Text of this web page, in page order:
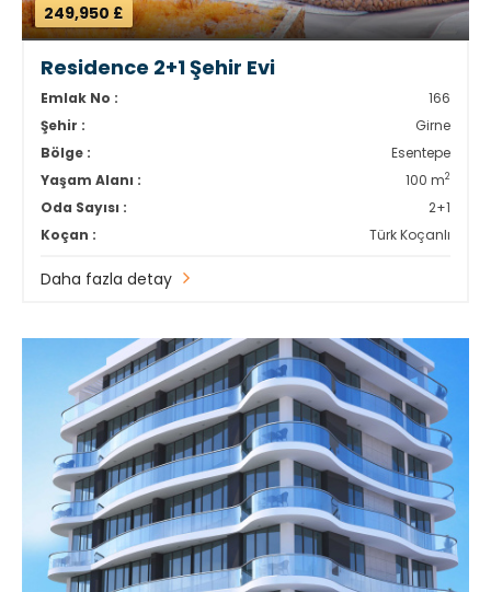
249,950 £
Residence 2+1 Şehir Evi
Emlak No :
166
Şehir :
Girne
Bölge :
Esentepe
Yaşam Alanı :
100 m2
Oda Sayısı :
2+1
Koçan :
Türk Koçanlı
Daha fazla detay